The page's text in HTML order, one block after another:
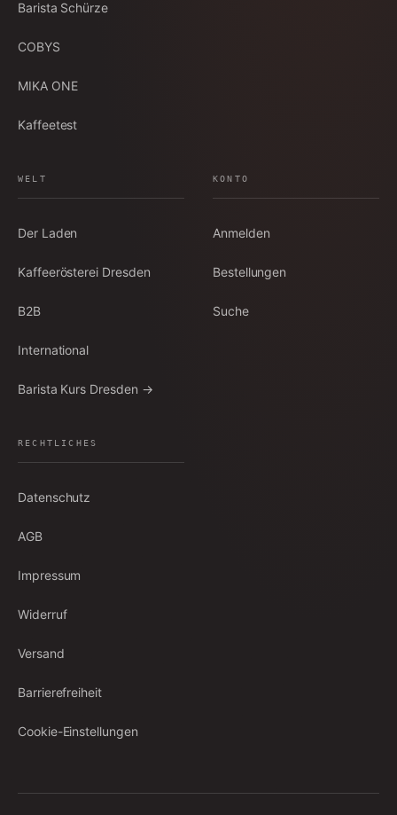
Barista Schürze
COBYS
MIKA ONE
Kaffeetest
WELT
Der Laden
Kaffeerösterei Dresden
B2B
International
Barista Kurs Dresden →
KONTO
Anmelden
Bestellungen
Suche
RECHTLICHES
Datenschutz
AGB
Impressum
Widerruf
Versand
Barrierefreiheit
Cookie-Einstellungen